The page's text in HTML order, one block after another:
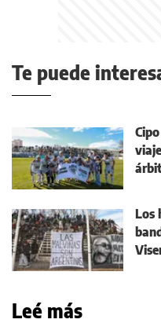
Te puede
Los
Leé más